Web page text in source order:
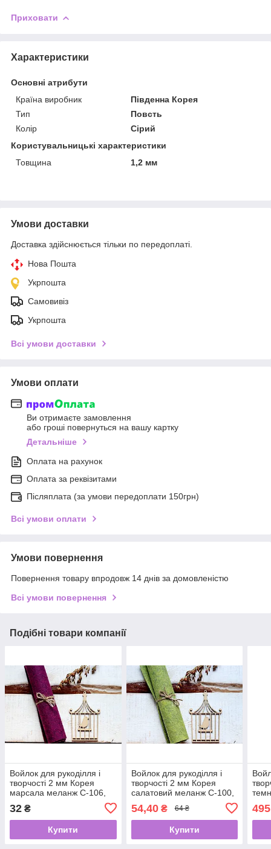
Приховати
Характеристики
Основні атрибути
Країна виробник
Південна Корея
Тип
Повсть
Колір
Сірий
Користувальницькі характеристики
Товщина
1,2 мм
Умови доставки
Доставка здійснюється тільки по передоплаті.
Нова Пошта
Укрпошта
Самовивіз
Укрпошта
Всі умови доставки
Умови оплати
Ви отримаєте замовлення
або гроші повернуться на вашу картку
Детальніше
Оплата на рахунок
Оплата за реквізитами
Післяплата (за умови передоплати 150грн)
Всі умови оплати
Умови повернення
Повернення товару впродовж 14 днів за домовленістю
Всі умови повернення
Подібні товари компанії
Войлок для рукоділля і
творчості 2 мм Корея
марсала меланж C-106,
32 ₴
Купити
Войлок для рукоділля і
творчості 2 мм Корея
салатовий меланж C-100,
54,40₴ 64 ₴
Купити
495